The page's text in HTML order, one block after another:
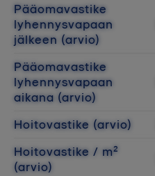
Pääomavastike
lyhennysvapaan
jälkeen (arvio)
Pääomavastike
lyhennysvapaan
aikana (arvio)
Hoitovastike (arvio)
Hoitovastike / m²
(arvio)